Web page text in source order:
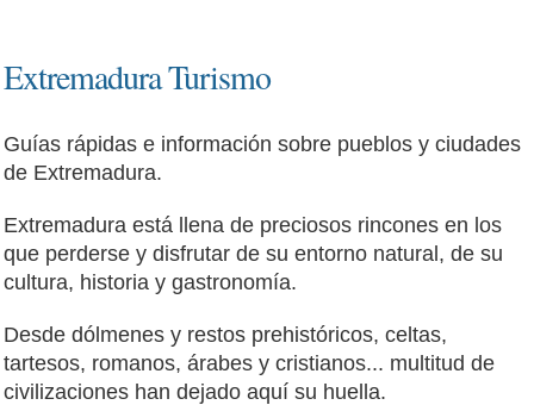
Extremadura Turismo
Guías rápidas e información sobre pueblos y ciudades
de Extremadura.
Extremadura está llena de preciosos rincones en los
que perderse y disfrutar de su entorno natural, de su
cultura, historia y gastronomía.
Desde dólmenes y restos prehistóricos, celtas,
tartesos, romanos, árabes y cristianos... multitud de
civilizaciones han dejado aquí su huella.